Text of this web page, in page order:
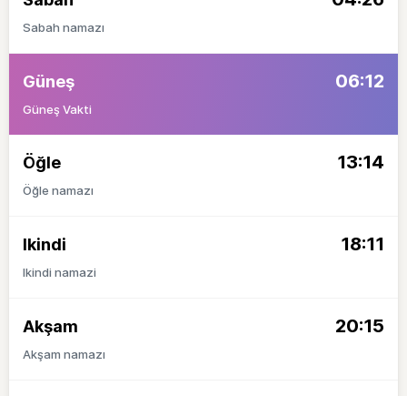
Sabah namazı
Güneş 06:12
Güneş Vakti
Öğle 13:14
Öğle namazı
Ikindi 18:11
Ikindi namazi
Akşam 20:15
Akşam namazı